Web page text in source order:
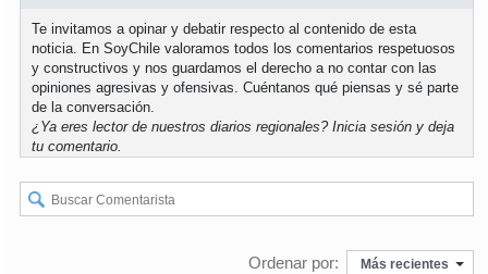
Te invitamos a opinar y debatir respecto al contenido de esta
noticia. En SoyChile valoramos todos los comentarios respetuosos
y constructivos y nos guardamos el derecho a no contar con las
opiniones agresivas y ofensivas. Cuéntanos qué piensas y sé parte
de la conversación.
¿Ya eres lector de nuestros diarios regionales?Inicia sesión y deja
tu comentario.
Ordenar por: Más recientes